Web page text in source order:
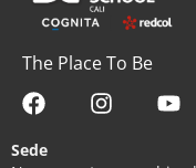
The Place To Be
Sede